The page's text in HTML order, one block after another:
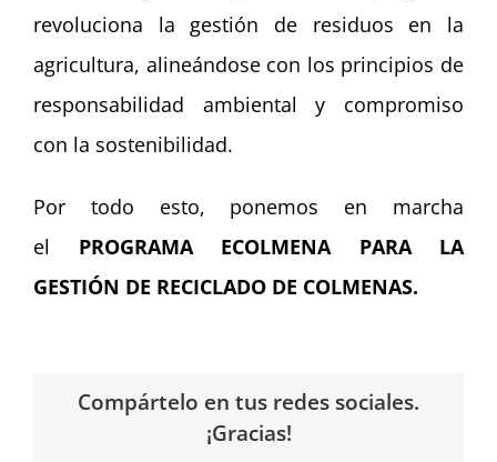
revoluciona la gestión de residuos en la
agricultura, alineándose con los principios de
responsabilidad ambiental y compromiso
con la sostenibilidad.
Por todo esto, ponemos en marcha
el PROGRAMA ECOLMENA PARA LA
GESTIÓN DE RECICLADO DE COLMENAS.
Compártelo en tus redes sociales.
¡Gracias!